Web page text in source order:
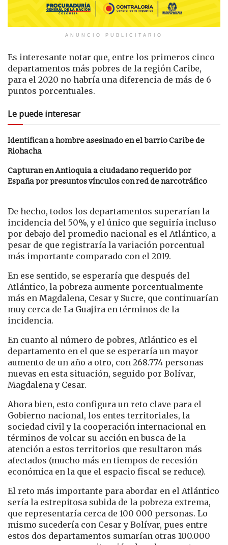
ANUNCIO PUBLICITARIO
Es interesante notar que, entre los primeros cinco
departamentos más pobres de la región Caribe,
para el 2020 no habría una diferencia de más de 6
puntos porcentuales.
Le puede interesar
Identifican a hombre asesinado en el barrio Caribe de
Riohacha
Capturan en Antioquia a ciudadano requerido por
España por presuntos vínculos con red de narcotráfico
De hecho, todos los departamentos superarían la
incidencia del 50%, y el único que seguiría incluso
por debajo del promedio nacional es el Atlántico, a
pesar de que registraría la variación porcentual
más importante comparado con el 2019.
En ese sentido, se esperaría que después del
Atlántico, la pobreza aumente porcentualmente
más en Magdalena, Cesar y Sucre, que continuarían
muy cerca de La Guajira en términos de la
incidencia.
En cuanto al número de pobres, Atlántico es el
departamento en el que se esperaría un mayor
aumento de un año a otro, con 268.774 personas
nuevas en esta situación, seguido por Bolívar,
Magdalena y Cesar.
Ahora bien, esto configura un reto clave para el
Gobierno nacional, los entes territoriales, la
sociedad civil y la cooperación internacional en
términos de volcar su acción en busca de la
atención a estos territorios que resultaron más
afectados (mucho más en tiempos de recesión
económica en la que el espacio fiscal se reduce).
El reto más importante para abordar en el Atlántico
sería la estrepitosa subida de la pobreza extrema,
que representaría cerca de 100 000 personas. Lo
mismo sucedería con Cesar y Bolívar, pues entre
estos dos departamentos sumarían otras 100.000